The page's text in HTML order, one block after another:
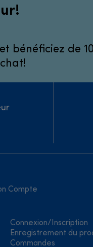
bénéficiez de
Compte
Connexion/Inscription
Enregistrement du
Commandes